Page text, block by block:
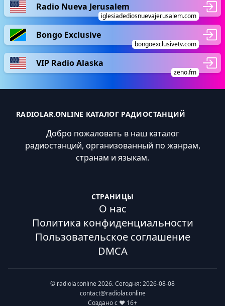
Radio Nueva Jerusalem
iglesiadediosnuevajerusalem.com
Bongo Exclusive
bongoexclusivetv.com
VIP Radio Alaska
zeno.fm
RADIOLAR.ONLINE КАТАЛОГ РАДИОСТАНЦИЙ
Добро пожаловать в наш каталог
радиостанций, организованный по жанрам,
странам и языкам.
СТРАНИЦЫ
О нас
Политика конфиденциальности
Пользовательское соглашение
DMCA
© radiolar.online 2026. Сегодня: 2026-08-08
contact@radiolar.online
Создано с ❤️ 16+